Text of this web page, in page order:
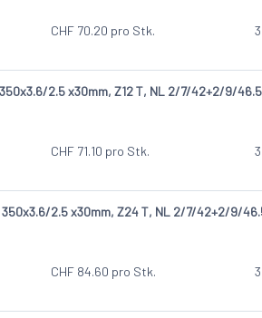
CHF 70.20 pro Stk.
2.5 x30mm, Z12 T, NL 2/7/42+2/9/
CHF 71.10 pro Stk.
350x3.6/2.5 x30mm, Z24 T, NL 2/7/42+2/9/
CHF 84.60 pro Stk.